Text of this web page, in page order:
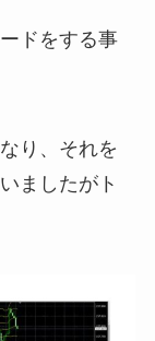
ドをする事
り、それを
ましたがト